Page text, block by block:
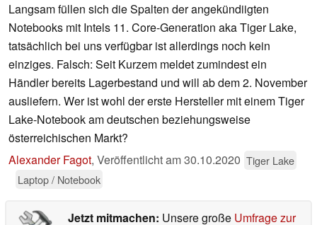
Langsam füllen sich die Spalten der angekündiigten
Notebooks mit Intels 11. Core-Generation aka Tiger Lake,
tatsächlich bei uns verfügbar ist allerdings noch kein
einziges. Falsch: Seit Kurzem meldet zumindest ein
Händler bereits Lagerbestand und will ab dem 2. November
ausliefern. Wer ist wohl der erste Hersteller mit einem Tiger
Lake-Notebook am deutschen beziehungsweise
österreichischen Markt?
Alexander Fagot, Veröffentlicht am30.10.2020 Tiger Lake
Laptop / Notebook
Jetzt mitmachen: Unsere große Umfrage zur